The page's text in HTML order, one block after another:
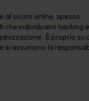
sicuro online, spesso
individuano hacking
È proprio su
assumono la